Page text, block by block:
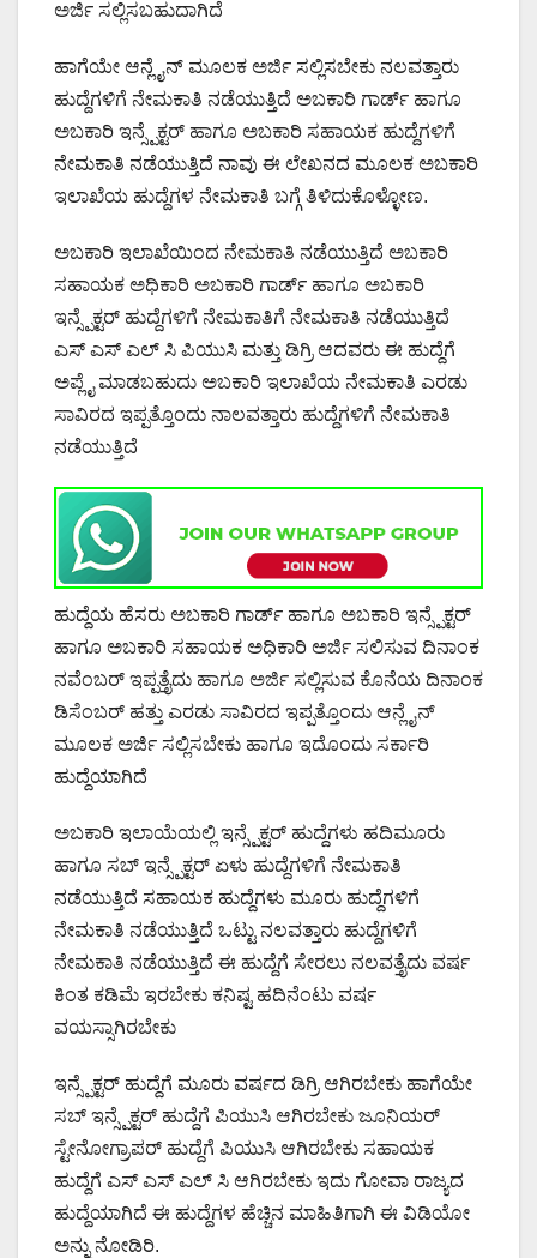
ಅರ್ಜಿ ಸಲ್ಲಿಸಬಹುದಾಗಿದೆ
ಹಾಗೆಯೇ ಆನ್ಲೈನ್ ಮೂಲಕ ಅರ್ಜಿ ಸಲ್ಲಿಸಬೇಕು ನಲವತ್ತಾರು
ಹುದ್ದೆಗಳಿಗೆ ನೇಮಕಾತಿ ನಡೆಯುತ್ತಿದೆ ಅಬಕಾರಿ ಗಾರ್ಡ್ ಹಾಗೂ
ಅಬಕಾರಿ ಇನ್ಸ್ಪೆಕ್ಟರ್ ಹಾಗೂ ಅಬಕಾರಿ ಸಹಾಯಕ ಹುದ್ದೆಗಳಿಗೆ
ನೇಮಕಾತಿ ನಡೆಯುತ್ತಿದೆ ನಾವು ಈ ಲೇಖನದ ಮೂಲಕ ಅಬಕಾರಿ
ಇಲಾಖೆಯ ಹುದ್ದೆಗಳ ನೇಮಕಾತಿ ಬಗ್ಗೆ ತಿಳಿದುಕೊಳ್ಳೋಣ.
ಅಬಕಾರಿ ಇಲಾಖೆಯಿಂದ ನೇಮಕಾತಿ ನಡೆಯುತ್ತಿದೆ ಅಬಕಾರಿ
ಸಹಾಯಕ ಅಧಿಕಾರಿ ಅಬಕಾರಿ ಗಾರ್ಡ್ ಹಾಗೂ ಅಬಕಾರಿ
ಇನ್ಸ್ಪೆಕ್ಟರ್ ಹುದ್ದೆಗಳಿಗೆ ನೇಮಕಾತಿಗೆ ನೇಮಕಾತಿ ನಡೆಯುತ್ತಿದೆ
ಎಸ್ ಎಸ್ ಎಲ್ ಸಿ ಪಿಯುಸಿ ಮತ್ತು ಡಿಗ್ರಿ ಆದವರು ಈ ಹುದ್ದೆಗೆ
ಅಪ್ಲೈ ಮಾಡಬಹುದು ಅಬಕಾರಿ ಇಲಾಖೆಯ ನೇಮಕಾತಿ ಎರಡು
ಸಾವಿರದ ಇಪ್ಪತ್ತೊಂದು ನಾಲವತ್ತಾರು ಹುದ್ದೆಗಳಿಗೆ ನೇಮಕಾತಿ
ನಡೆಯುತ್ತಿದೆ
ಹುದ್ದೆಯ ಹೆಸರು ಅಬಕಾರಿ ಗಾರ್ಡ್ ಹಾಗೂ ಅಬಕಾರಿ ಇನ್ಸ್ಪೆಕ್ಟರ್
ಹಾಗೂ ಅಬಕಾರಿ ಸಹಾಯಕ ಅಧಿಕಾರಿ ಅರ್ಜಿ ಸಲಿಸುವ ದಿನಾಂಕ
ನವೆಂಬರ್ ಇಪ್ಪತ್ತೈದು ಹಾಗೂ ಅರ್ಜಿ ಸಲ್ಲಿಸುವ ಕೊನೆಯ ದಿನಾಂಕ
ಡಿಸೆಂಬರ್ ಹತ್ತು ಎರಡು ಸಾವಿರದ ಇಪ್ಪತ್ತೊಂದು ಆನ್ಲೈನ್
ಮೂಲಕ ಅರ್ಜಿ ಸಲ್ಲಿಸಬೇಕು ಹಾಗೂ ಇದೊಂದು ಸರ್ಕಾರಿ
ಹುದ್ದೆಯಾಗಿದೆ
ಅಬಕಾರಿ ಇಲಾಯೆಯಲ್ಲಿ ಇನ್ಸ್ಪೆಕ್ಟರ್ ಹುದ್ದೆಗಳು ಹದಿಮೂರು
ಹಾಗೂ ಸಬ್ ಇನ್ಸ್ಪೆಕ್ಟರ್ ಏಳು ಹುದ್ದೆಗಳಿಗೆ ನೇಮಕಾತಿ
ನಡೆಯುತ್ತಿದೆ ಸಹಾಯಕ ಹುದ್ದೆಗಳು ಮೂರು ಹುದ್ದೆಗಳಿಗೆ
ನೇಮಕಾತಿ ನಡೆಯುತ್ತಿದೆ ಒಟ್ಟು ನಲವತ್ತಾರು ಹುದ್ದೆಗಳಿಗೆ
ನೇಮಕಾತಿ ನಡೆಯುತ್ತಿದೆ ಈ ಹುದ್ದೆಗೆ ಸೇರಲು ನಲವತ್ತೈದು ವರ್ಷ
ಕಿಂತ ಕಡಿಮೆ ಇರಬೇಕು ಕನಿಷ್ಟ ಹದಿನೆಂಟು ವರ್ಷ
ವಯಸ್ಸಾಗಿರಬೇಕು
ಇನ್ಸ್ಪೆಕ್ಟರ್ ಹುದ್ದೆಗೆ ಮೂರು ವರ್ಷದ ಡಿಗ್ರಿ ಆಗಿರಬೇಕು ಹಾಗೆಯೇ
ಸಬ್ ಇನ್ಸ್ಪೆಕ್ಟರ್ ಹುದ್ದೆಗೆ ಪಿಯುಸಿ ಆಗಿರಬೇಕು ಜೂನಿಯರ್
ಸ್ಟೇನೋಗ್ರಾಪರ್ ಹುದ್ದೆಗೆ ಪಿಯುಸಿ ಆಗಿರಬೇಕು ಸಹಾಯಕ
ಹುದ್ದೆಗೆ ಎಸ್ ಎಸ್ ಎಲ್ ಸಿ ಆಗಿರಬೇಕು ಇದು ಗೋವಾ ರಾಜ್ಯದ
ಹುದ್ದೆಯಾಗಿದೆ ಈ ಹುದ್ದೆಗಳ ಹೆಚ್ಚಿನ ಮಾಹಿತಿಗಾಗಿ ಈ ವಿಡಿಯೋ
ಅನ್ನು ನೋಡಿರಿ.